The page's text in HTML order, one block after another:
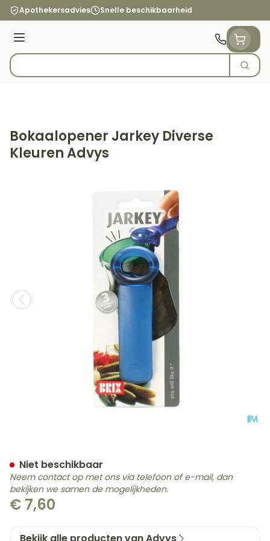
Ga naar de inhoud
Apothekersadvies Snelle beschikbaarheid
Menu
Product, merk, categorie...
Zoek
Bokaalopener Jarkey Diverse
Kleuren Advys
€ 7,60
Niet beschikbaar
Neem contact op met ons via telefoon of e-mail, dan
bekijken we samen de mogelijkheden.